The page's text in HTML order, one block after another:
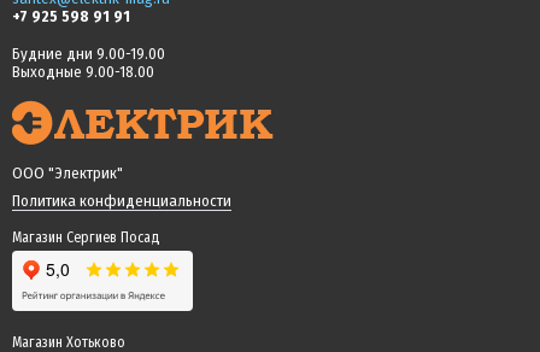
+7 925 598 91 91
Будние дни 9.00-19.00
Выходные 9.00-18.00
ООО "Электрик"
Политика конфиденциальности
Магазин Сергиев Посад
Магазин Хотьково